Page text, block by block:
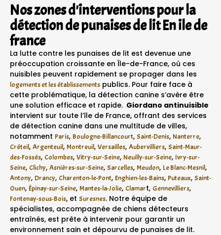
Nos zones d'interventions pour la
détection de punaises de lit En ile de
france
La lutte contre les punaises de lit est devenue une
préoccupation croissante en Île-de-France, où ces
nuisibles peuvent rapidement se propager dans les
logements et les établissements publics. Pour faire face à
cette problématique, la détection canine s’avère être
une solution efficace et rapide. Giordano antinuisible
intervient sur toute l’île de France, offrant des services
de détection canine dans une multitude de villes,
notamment Paris, Boulogne-Billancourt, Saint-Denis, Nanterre,
Créteil, Argenteuil, Montreuil, Versailles, Aubervilliers, Saint-Maur-
des-Fossés, Colombes, Vitry-sur-Seine, Neuilly-sur-Seine, Ivry-sur-
Seine, Clichy, Asnières-sur-Seine, Sarcelles, Meudon, Le Blanc-Mesnil,
Antony, Drancy, Charenton-le-Pont, Enghien-les-Bains, Puteaux, Saint-
Ouen, Épinay-sur-Seine, Mantes-la-Jolie, Clamart, Gennevilliers,
Fontenay-sous-Bois, et Suresnes. Notre équipe de
spécialistes, accompagnée de chiens détecteurs
entraînés, est prête à intervenir pour garantir un
environnement sain et dépourvu de punaises de lit.